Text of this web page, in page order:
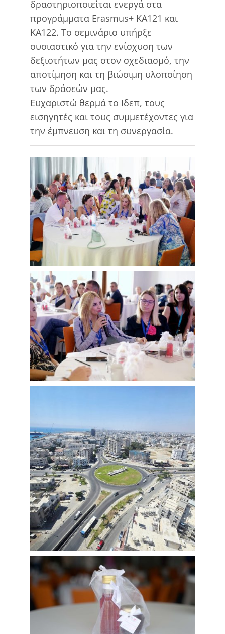
δραστηριοποιείται ενεργά στα
προγράμματα Erasmus+ KA121 και
KA122. Το σεμινάριο υπήρξε
ουσιαστικό για την ενίσχυση των
δεξιοτήτων μας στον σχεδιασμό, την
αποτίμηση και τη βιώσιμη υλοποίηση
των δράσεών μας.
Ευχαριστώ θερμά το Ιδεπ, τους
εισηγητές και τους συμμετέχοντες για
την έμπνευση και τη συνεργασία.